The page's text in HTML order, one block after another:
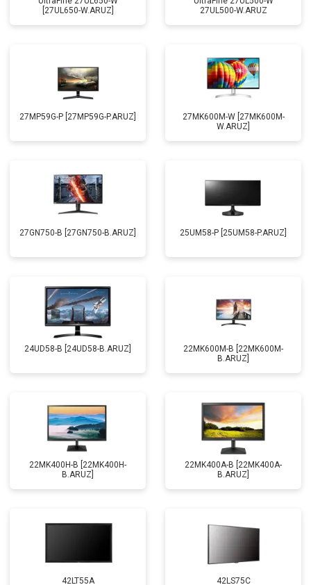
[27UL650-W.ARUZ]
27UL500-W.ARUZ
27MP59G-P [27MP59G-P.ARUZ]
27MK600M-W [27MK600M-
W.ARUZ]
27GN750-B [27GN750-B.ARUZ] 25UM58-P [25UM58-P.ARUZ]
24UD58-B [24UD58-B.ARUZ]
22MK600M-B [22MK600M-
B.ARUZ]
22MK400H-B [22MK400H-
B.ARUZ]
22MK400A-B [22MK400A-
B.ARUZ]
42LT55A 42LS75C